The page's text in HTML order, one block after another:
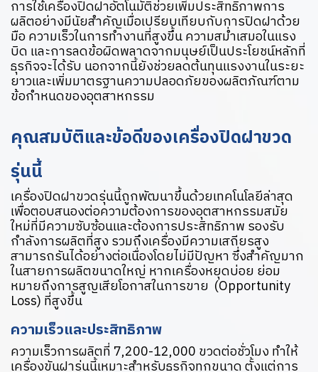
การใช้เครื่องปิดฝาอัตโนมัติช่วยเพิ่มประสิทธิภาพการ
ผลิตอย่างมีนัยสำคัญเมื่อเปรียบเทียบกับการปิดฝาด้วย
มือ ความเร็วในการทำงานที่สูงขึ้น ความสม่ำเสมอในแรง
บิด และการลดข้อผิดพลาดจากมนุษย์เป็นประโยชน์หลักที่
ธุรกิจจะได้รับ นอกจากนี้ยังช่วยลดต้นทุนแรงงานในระยะ
ยาวและเพิ่มมาตรฐานความปลอดภัยของผลิตภัณฑ์ตาม
ข้อกำหนดของอุตสาหกรรม
คุณสมบัติและข้อดีของเครื่องปิดฝาขวด
รุ่นนี้
เครื่องปิดฝาขวดรุ่นนี้ถูกพัฒนาขึ้นด้วยเทคโนโลยีล่าสุด
เพื่อตอบสนองต่อความต้องการของอุตสาหกรรมสมัย
ใหม่ที่มีความซับซ้อนและต้องการประสิทธิภาพ รองรับ
กำลังการผลิตที่สูง รวมถึงเครื่องมีความเสถียรสูง
สามารถรันได้อย่างต่อเนื่องโดยไม่มีปัญหา ซึ่งสำคัญมาก
ในสายการผลิตขนาดใหญ่ หากเครื่องหยุดบ่อย ย่อม
หมายถึงการสูญเสียโอกาสในการขาย (Opportunity
Loss) ที่สูงขึ้น
ความเร็วและประสิทธิภาพ
ความเร็วการผลิตที่ 7,200-12,000 ขวดต่อชั่วโมง ทำให้
เครื่องขันฝารุ่นนี้เหมาะสำหรับธุรกิจทุกขนาด ตั้งแต่การ